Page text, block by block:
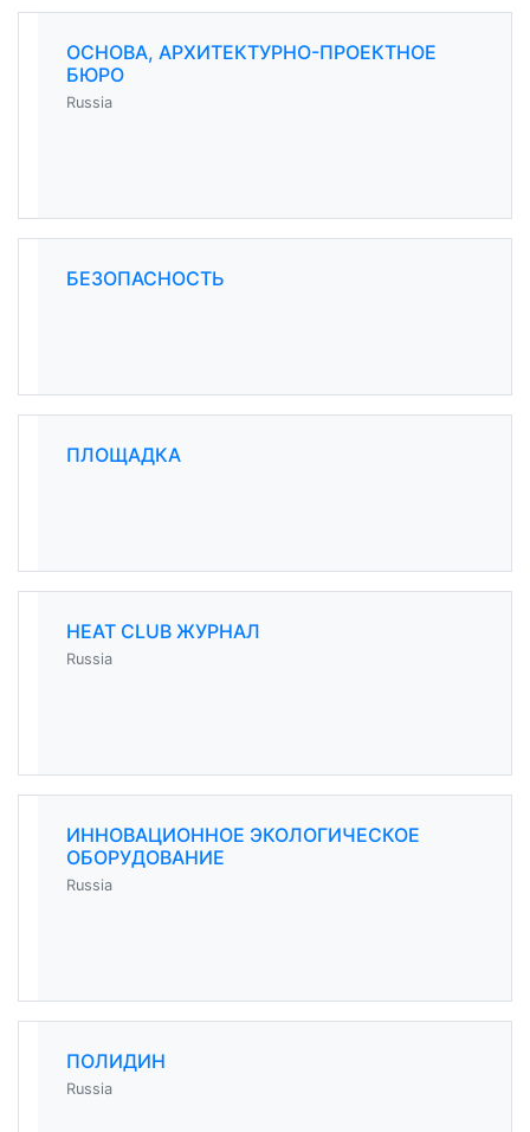
ОСНОВА, АРХИТЕКТУРНО-ПРОЕКТНОЕ
БЮРО
Russia
БЕЗОПАСНОСТЬ
ПЛОЩАДКА
HEAT CLUB ЖУРНАЛ
Russia
ИННОВАЦИОННОЕ ЭКОЛОГИЧЕСКОЕ
ОБОРУДОВАНИЕ
Russia
ПОЛИДИН
Russia